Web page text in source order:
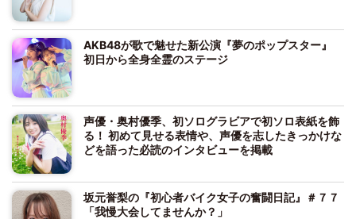
AKB48が歌で魅せた新公演『夢のポップスター』
初日から全身全霊のステージ
声優・奥村優季、初ソログラビアで初ソロ表紙を飾
る！ 初めて見せる表情や、声優を志したきっかけな
どを語った必読のインタビューを掲載
坂元誉梨の『初心者バイク女子の奮闘日記』＃７７
「我慢大会してませんか？」